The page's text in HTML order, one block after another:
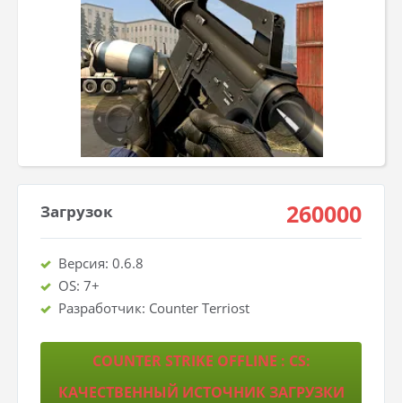
Загрузок 260000
Версия: 0.6.8
OS: 7+
Разработчик: Counter Terriost
COUNTER STRIKE OFFLINE : CS:
КАЧЕСТВЕННЫЙ ИСТОЧНИК ЗАГРУЗКИ